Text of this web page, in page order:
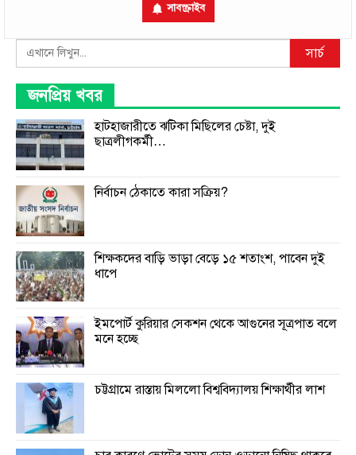
সাবস্ক্রাইব
Search সার্চ
জনপ্রিয় খবর
হাটহাজারীতে ঝটিকা মিছিলের চেষ্টা, দুই
ছাত্রলীগকর্মী…
নির্বাচন ঠেকাতে কারা সক্রিয়?
শিক্ষকদের বাড়ি ভাড়া বেড়ে ১৫ শতাংশ, পাবেন দুই
ধাপে
ইমপোর্ট কুরিয়ার সেকশন থেকে আগুনের সূত্রপাত বলে
মনে হচ্ছে
চট্টগ্রামে রাস্তায় মিললো বিশ্ববিদ্যালয় শিক্ষার্থীর লাশ